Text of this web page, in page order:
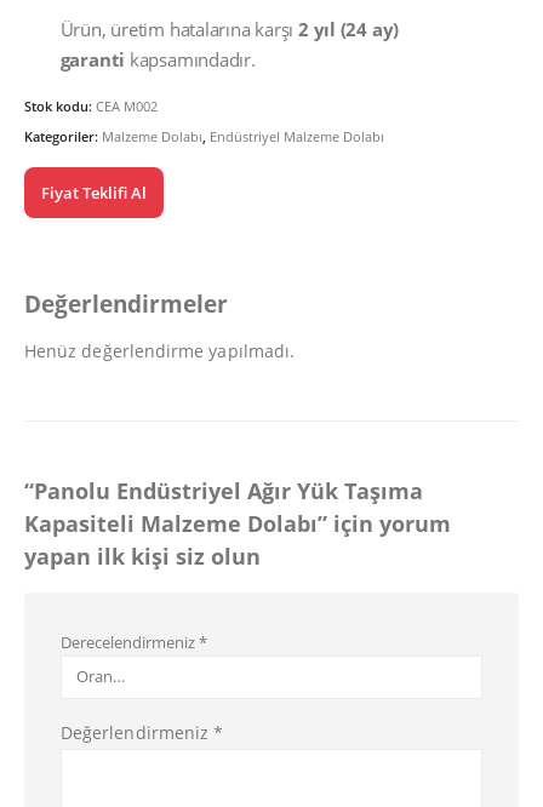
Ürün, üretim hatalarına karşı2 yıl (24 ay)
garanti kapsamındadır.
Stok kodu: CEA M002
Kategoriler: Malzeme Dolabı, Endüstriyel Malzeme Dolabı
Fiyat Teklifi Al
Değerlendirmeler
Henüz değerlendirme yapılmadı.
“Panolu Endüstriyel Ağır Yük Taşıma
Kapasiteli Malzeme Dolabı” için yorum
yapan ilk kişi siz olun
Derecelendirmeniz*
Değerlendirmeniz*